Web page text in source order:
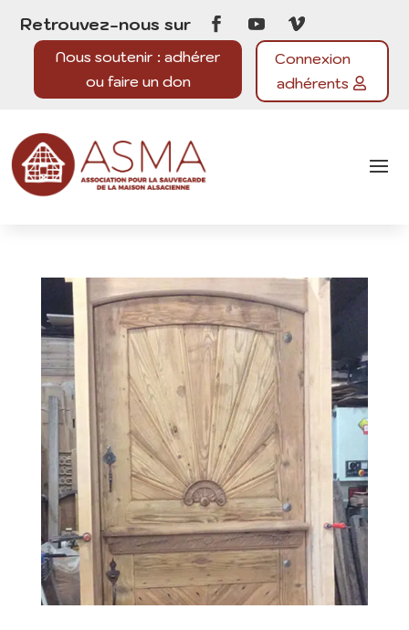
Retrouvez-nous sur
Nous soutenir : adhérer
ou faire un don
Connexion
adhérents